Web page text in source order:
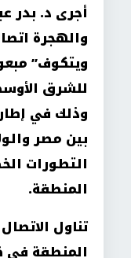
أجرى د. بدر
والهجرة
ويتكوف”
وذلك في
بين مصر
التطورات
المنطقة.
تناول
المنطقة في